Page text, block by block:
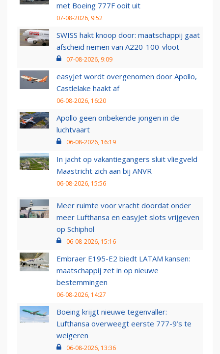
met Boeing 777F ooit uit
07-08-2026, 9:52
SWISS hakt knoop door: maatschappij gaat
afscheid nemen van A220-100-vloot
07-08-2026, 9:09
easyJet wordt overgenomen door Apollo,
Castlelake haakt af
06-08-2026, 16:20
Apollo geen onbekende jongen in de
luchtvaart
06-08-2026, 16:19
In jacht op vakantiegangers sluit vliegveld
Maastricht zich aan bij ANVR
06-08-2026, 15:56
Meer ruimte voor vracht doordat onder
meer Lufthansa en easyJet slots vrijgeven
op Schiphol
06-08-2026, 15:16
Embraer E195-E2 biedt LATAM kansen:
maatschappij zet in op nieuwe
bestemmingen
06-08-2026, 14:27
Boeing krijgt nieuwe tegenvaller:
Lufthansa overweegt eerste 777-9’s te
weigeren
06-08-2026, 13:36